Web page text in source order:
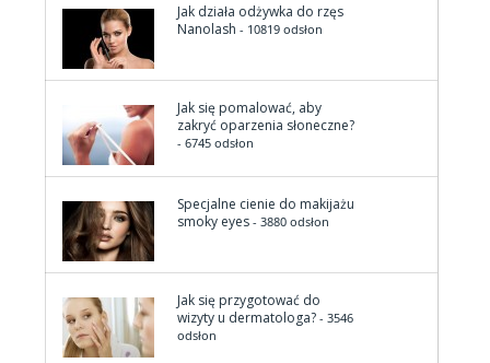
Jak działa odżywka do rzęs
Nanolash - 10819 odsłon
Jak się pomalować, aby
zakryć oparzenia słoneczne?
- 6745 odsłon
Specjalne cienie do makijażu
smoky eyes - 3880 odsłon
Jak się przygotować do
wizyty u dermatologa? - 3546
odsłon